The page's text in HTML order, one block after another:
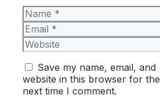
Name
Email
Website
Save my name, email, and
website in this browser for the
next time I comment.